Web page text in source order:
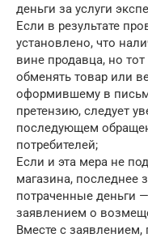
деньги за услуги
Если в результате
установлено, что
вине продавца, но
обменять товар или
оформившему в
претензию, следует
последующем
потребителей;
Если и эта мера не
магазина, последнее
потраченные деньги
заявлением о
Вместе с